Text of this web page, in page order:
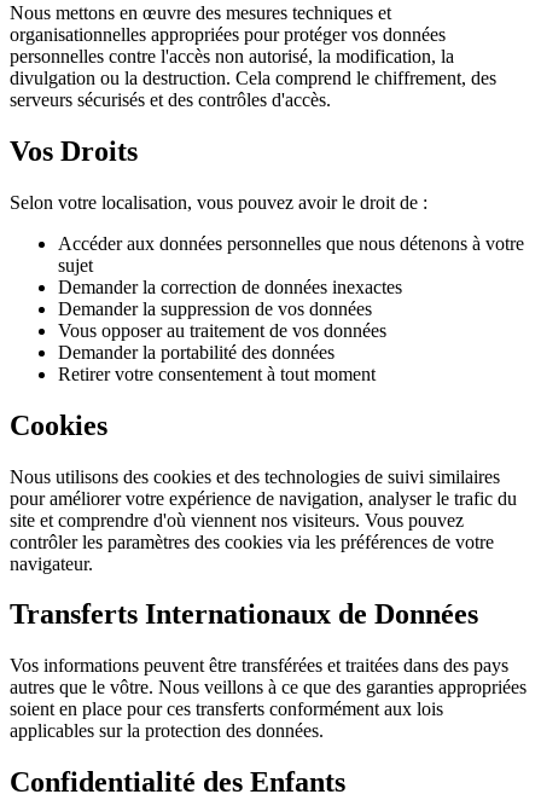
Nous mettons en œuvre des mesures techniques et
organisationnelles appropriées pour protéger vos données
personnelles contre l'accès non autorisé, la modification, la
divulgation ou la destruction. Cela comprend le chiffrement, des
serveurs sécurisés et des contrôles d'accès.
Vos Droits
Selon votre localisation, vous pouvez avoir le droit de :
Accéder aux données personnelles que nous détenons à votre
sujet
Demander la correction de données inexactes
Demander la suppression de vos données
Vous opposer au traitement de vos données
Demander la portabilité des données
Retirer votre consentement à tout moment
Cookies
Nous utilisons des cookies et des technologies de suivi similaires
pour améliorer votre expérience de navigation, analyser le trafic du
site et comprendre d'où viennent nos visiteurs. Vous pouvez
contrôler les paramètres des cookies via les préférences de votre
navigateur.
Transferts Internationaux de Données
Vos informations peuvent être transférées et traitées dans des pays
autres que le vôtre. Nous veillons à ce que des garanties appropriées
soient en place pour ces transferts conformément aux lois
applicables sur la protection des données.
Confidentialité des Enfants